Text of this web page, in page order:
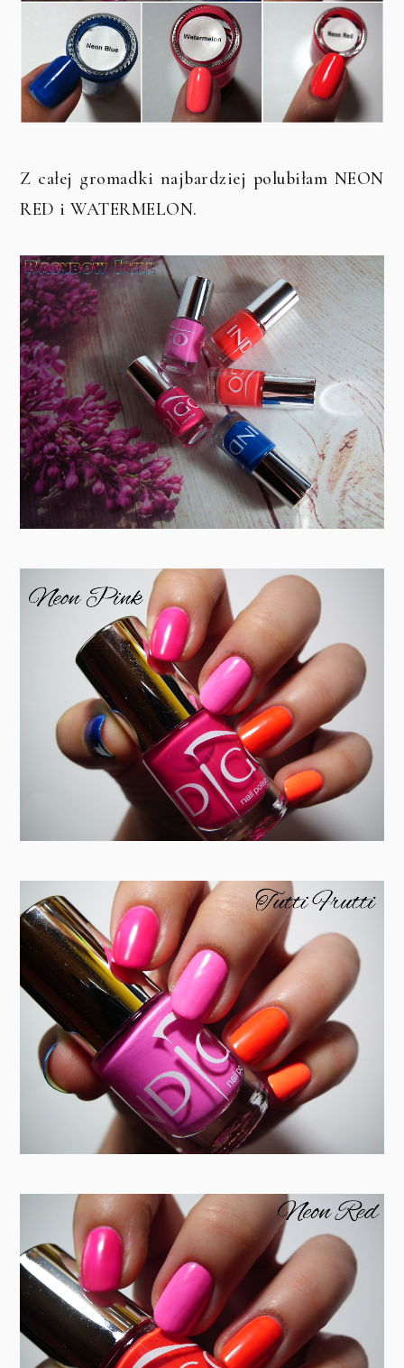
Z całej gromadki najbardziej polubiłam NEON
RED i WATERMELON.